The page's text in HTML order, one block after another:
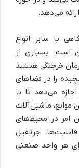
می‌دهد.
با سایر انواع
است. بسیاری از
خرچنگی هستند
را در فضاهای
می‌دهد تا با
موانع، ماشین‌آلات
امر در محیط‌های
جرثقیل
هر واحد صنعتی